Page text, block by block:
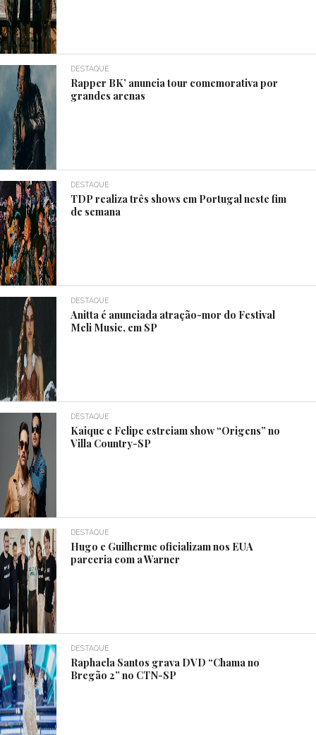
DESTAQUE
Rapper BK’ anuncia tour comemorativa por
grandes arenas
DESTAQUE
TDP realiza três shows em Portugal neste fim
de semana
DESTAQUE
Anitta é anunciada atração-mor do Festival
Meli Music, em SP
DESTAQUE
Kaique e Felipe estreiam show “Origens” no
Villa Country-SP
DESTAQUE
Hugo e Guilherme oficializam nos EUA
parceria com a Warner
DESTAQUE
Raphaela Santos grava DVD “Chama no
Bregão 2” no CTN-SP